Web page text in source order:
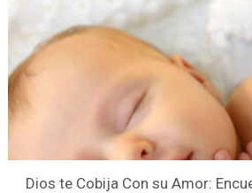
Dios te Cobija Con su Amor: